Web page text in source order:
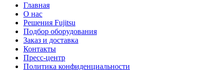
Главная
О нас
Решения Fujitsu
Подбор оборудования
Заказ и доставка
Контакты
Пресс-центр
Политика конфиденциальности